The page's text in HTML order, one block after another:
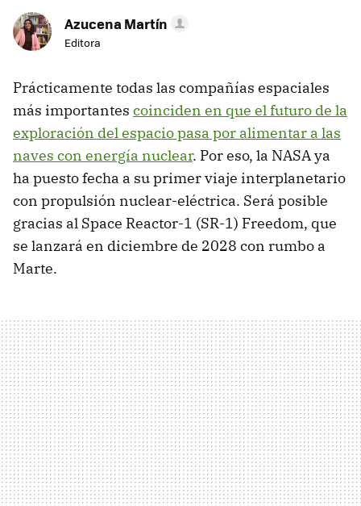
Azucena Martín
Editora
Prácticamente todas las compañías espaciales
más importantes coinciden en que el futuro de la
exploración del espacio pasa por alimentar a las
naves con energía nuclear. Por eso, la NASA ya
ha puesto fecha a su primer viaje interplanetario
con propulsión nuclear-eléctrica. Será posible
gracias al Space Reactor-1 (SR-1) Freedom, que
se lanzará en diciembre de 2028 con rumbo a
Marte.